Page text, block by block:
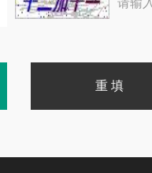
请输